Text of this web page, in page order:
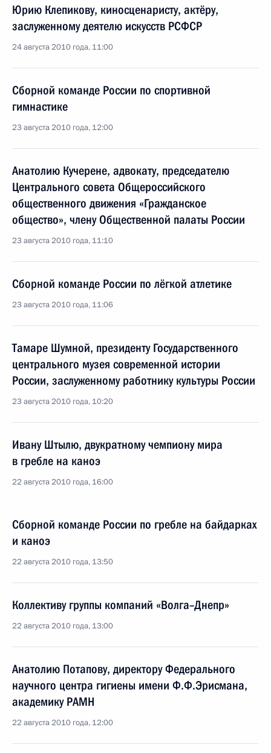
Юрию Клепикову, киносценаристу, актёру,
заслуженному деятелю искусств РСФСР
24 августа 2010 года, 11:00
Сборной команде России по спортивной
гимнастике
23 августа 2010 года, 12:00
Анатолию Кучерене, адвокату, председателю
Центрального совета Общероссийского
общественного движения «Гражданское
общество», члену Общественной палаты России
23 августа 2010 года, 11:10
Сборной команде России по лёгкой атлетике
23 августа 2010 года, 11:06
Тамаре Шумной, президенту Государственного
центрального музея современной истории
России, заслуженному работнику культуры России
23 августа 2010 года, 10:20
Ивану Штылю, двукратному чемпиону мира
в гребле на каноэ
22 августа 2010 года, 16:00
Сборной команде России по гребле на байдарках
и каноэ
22 августа 2010 года, 13:50
Коллективу группы компаний «Волга–Днепр»
22 августа 2010 года, 13:00
Анатолию Потапову, директору Федерального
научного центра гигиены имени Ф.Ф.Эрисмана,
академику РАМН
22 августа 2010 года, 12:00